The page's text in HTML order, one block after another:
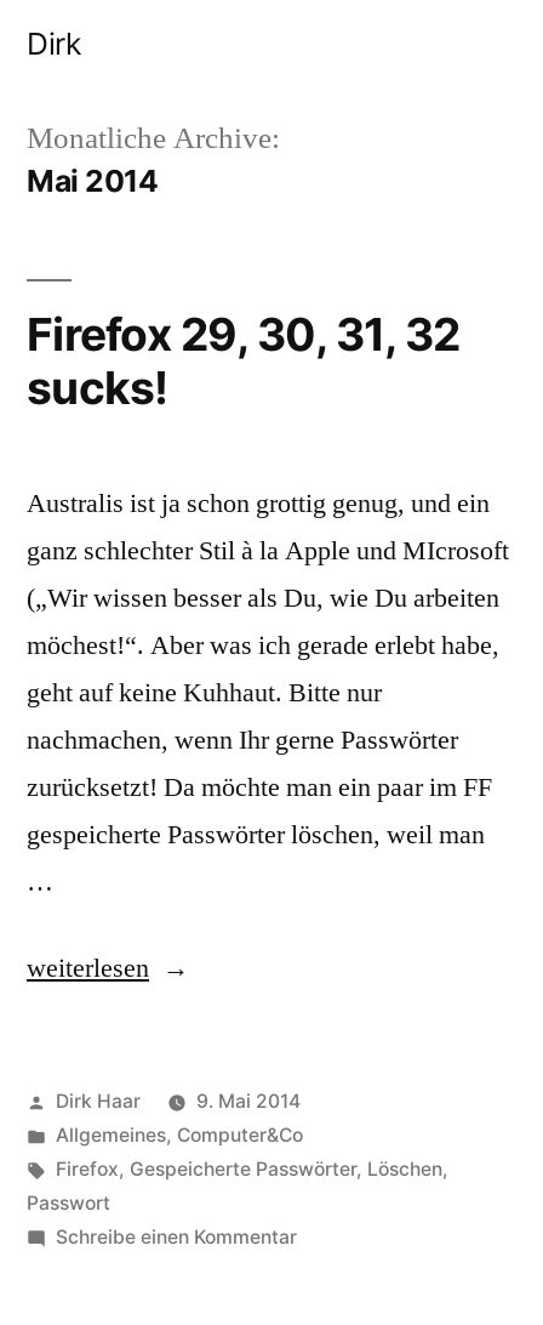
Dirk
Monatliche Archive:
Mai 2014
Firefox 29, 30, 31, 32
sucks!
Australis ist ja schon grottig genug, und ein
ganz schlechter Stil à la Apple und MIcrosoft
(„Wir wissen besser als Du, wie Du arbeiten
möchest!“. Aber was ich gerade erlebt habe,
geht auf keine Kuhhaut. Bitte nur
nachmachen, wenn Ihr gerne Passwörter
zurücksetzt! Da möchte man ein paar im FF
gespeicherte Passwörter löschen, weil man
…
„Firefox
31,
32
sucks!“
weiterlesen
Veröffentlicht
von
Dirk Haar
9. Mai 2014
Veröffentlicht
in
Allgemeines, Computer&Co
Schlagwörter:
Firefox, Gespeicherte Passwörter, Löschen,
Passwort
Schreibe einen Kommentarzu